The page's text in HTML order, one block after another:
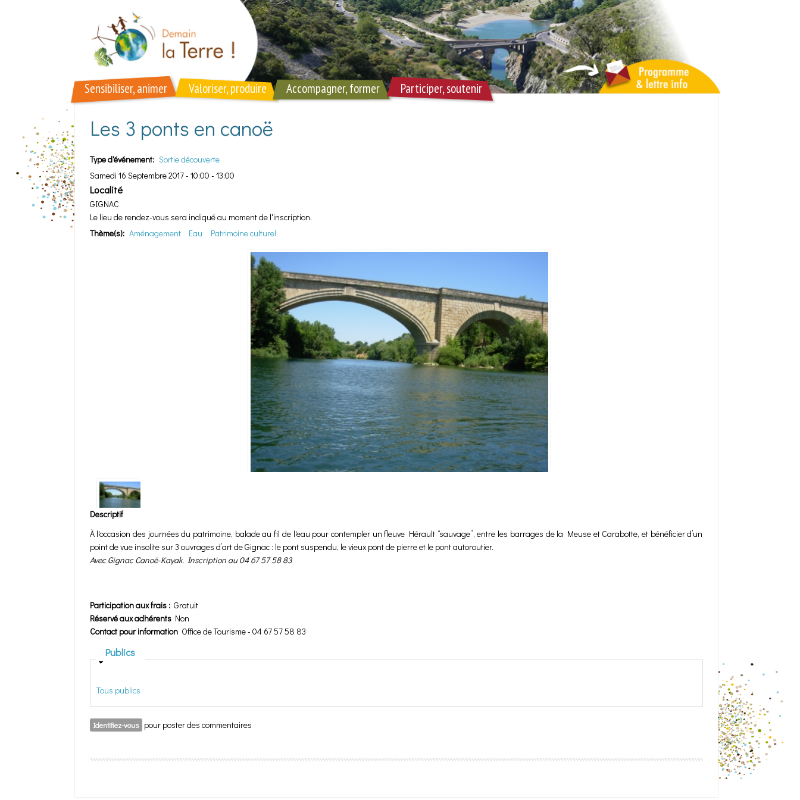
Sensibiliser, animer Valoriser, produire Accompagner, former Participer, soutenir
Les 3 ponts en canoë
Type d'événement: Sortie découverte
Samedi 16 Septembre 2017 - 10:00 - 13:00
Localité
GIGNAC
Le lieu de rendez-vous sera indiqué au moment de l'inscription.
Thème(s): Aménagement Eau Patrimoine culturel
Descriptif
À l'occasion des journées du patrimoine, balade au fil de l'eau pour contempler un fleuve Hérault “sauvage”, entre les barrages de la Meuse et Carabotte, et bénéficier d’un
point de vue insolite sur 3 ouvrages d’art de Gignac : le pont suspendu, le vieux pont de pierre et le pont autoroutier.
Avec Gignac Canoë-Kayak. Inscription au 04 67 57 58 83
Participation aux frais : Gratuit
Réservé aux adhérents Non
Contact pour information Office de Tourisme - 04 67 57 58 83
Masquer
Publics
Tous publics
Identifiez-vous pour poster des commentaires